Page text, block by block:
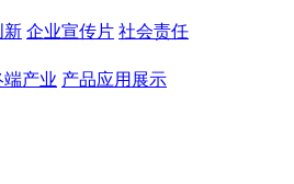
新 企业宣传片 社会责任
端产业 产品应用展示